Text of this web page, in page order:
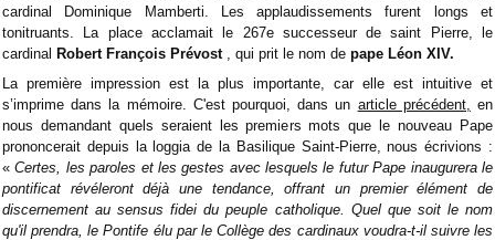
cardinal Dominique Mamberti. Les applaudissements furent longs et
tonitruants. La place acclamait le 267e successeur de saint Pierre, le
cardinal Robert François Prévost , qui prit le nom de pape Léon XIV.
La première impression est la plus importante, car elle est intuitive et
s’imprime dans la mémoire. C'est pourquoi, dans un article précédent,
en
nous demandant quels seraient les premiers mots que le nouveau Pape
prononcerait depuis la loggia de la Basilique Saint-Pierre, nous écrivions :
«Certes, les paroles et les gestes avec lesquels le futur Pape inaugurera le
pontificat révéleront déjà une tendance, offrant un premier élément de
discernement au sensus fidei du peuple catholique. Quel que soit le nom
qu'il prendra, le Pontife élu par le Collège des cardinaux voudra-t-il suivre les